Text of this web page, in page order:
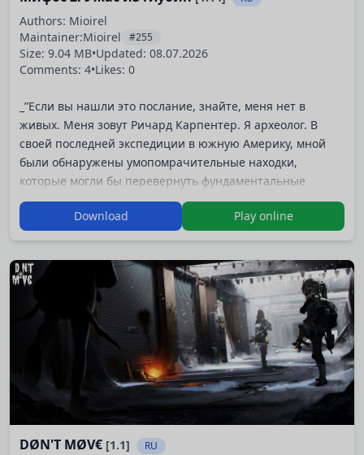
Authors: Mioirel
Maintainer:Mioirel #255
Size: 9.04 MB•Updated: 08.07.2026
Comments: 4•Likes: 0
_”Если вы нашли это послание, знайте, меня нет в
живых. Меня зовут Ричард Карпентер. Я археолог. В
своей последней экспедиции в южную Америку, мной
были обнаружены умопомрачительные находки,
которые могли бы перевернуть фундаментальные
представления о мире! Они могли бы доказать мои
дальнейшие предположения, касательно древней
шумерской мифологии, астрологии и местоположения
которое чуть не привело к моей гибели, все находки
были утрачены. Это нев…
Download Play online
DØN'T MØV€ [1.1] RU